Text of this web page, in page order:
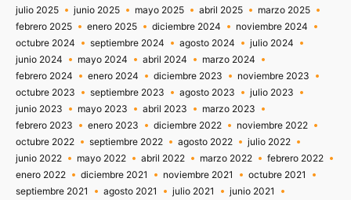
julio 2025
junio 2025 mayo 2025 abril 2025
marzo 2025
febrero 2025
enero 2025 diciembre 2024
noviembre 2024
octubre 2024
septiembre 2024 agosto 2024
julio 2024
junio 2024
mayo 2024 abril 2024
marzo 2024
febrero 2024
enero 2024 diciembre 2023
noviembre 2023
octubre 2023
septiembre 2023 agosto 2023
julio 2023
junio 2023
mayo 2023 abril 2023
marzo 2023
febrero 2023
enero 2023 diciembre 2022
noviembre 2022
octubre 2022
septiembre 2022 agosto 2022
julio 2022
junio 2022
mayo 2022 abril 2022 marzo 2022
febrero 2022
enero 2022
diciembre 2021 noviembre 2021
octubre 2021
septiembre 2021
agosto 2021 julio 2021
junio 2021